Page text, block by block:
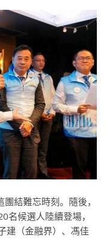
結難忘時刻。隨後，
名候選人陸續登場，
建（金融界）、馮佳